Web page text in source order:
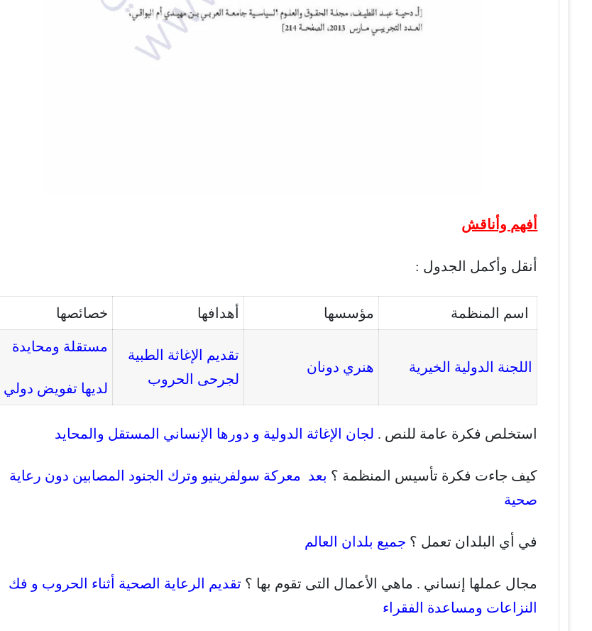
أفهم وأناقش
أنقل وأكمل الجدول :
اسم المنظمة مؤسسها أهدافها خصائصها
اللجنة الدولية الخيرية هنري دونان
تقديم الإغاثة الطبية
لجرحى الحروب
مستقلة ومحايدة
لديها تفويض دولي
استخلص فكرة عامة للنص . لجان الإغاثة الدولية و دورها الإنساني المستقل والمحايد
كيف جاءت فكرة تأسيس المنظمة ؟ بعد معركة سولفرينيو وترك الجنود المصابين دون رعاية
صحية
في أي البلدان تعمل ؟ جميع بلدان العالم
مجال عملها إنساني . ماهي الأعمال التى تقوم بها ؟ تقديم الرعاية الصحية أثناء الحروب و فك
النزاعات ومساعدة الفقراء